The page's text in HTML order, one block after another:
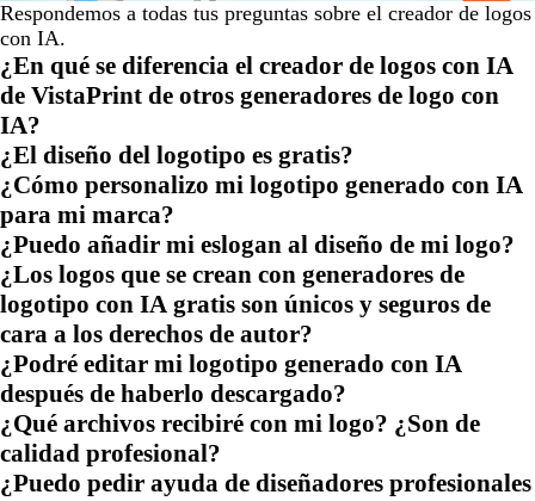
Respondemos a todas tus preguntas sobre el creador de logos
con IA.
¿En qué se diferencia el creador de logos con IA
de VistaPrint de otros generadores de logo con
IA?
¿El diseño del logotipo es gratis?
¿Cómo personalizo mi logotipo generado con IA
para mi marca?
¿Puedo añadir mi eslogan al diseño de mi logo?
¿Los logos que se crean con generadores de
logotipo con IA gratis son únicos y seguros de
cara a los derechos de autor?
¿Podré editar mi logotipo generado con IA
después de haberlo descargado?
¿Qué archivos recibiré con mi logo? ¿Son de
calidad profesional?
¿Puedo pedir ayuda de diseñadores profesionales